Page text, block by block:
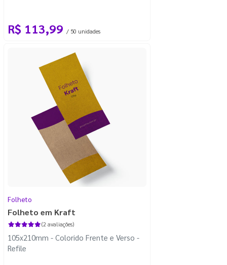
R$ 113,99 / 50 unidades
Folheto
Folheto em Kraft
(2 avaliações)
105x210mm - Colorido Frente e Verso -
Refile